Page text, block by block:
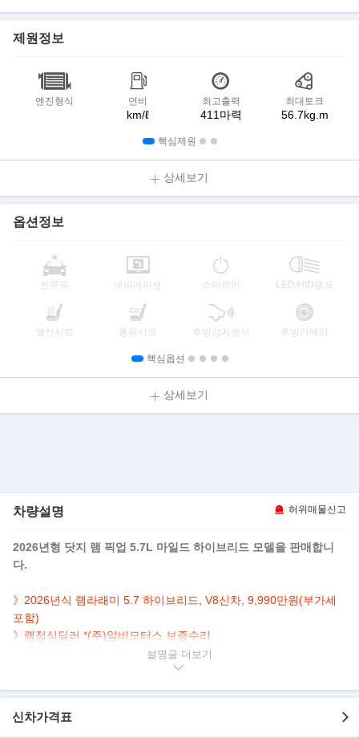
제원정보
엔진형식 연비
km/ℓ
최고출력
411마력
최대토크
56.7kg.m
핵심제원
상세보기
옵션정보
썬루프 네비게이션 스마트키 LED/HID램프
열선시트 통풍시트 후방감지센서 후방카메라
핵심옵션
상세보기
차량설명 허위매물신고
2026년형 닷지 램 픽업 5.7L 마일드 하이브리드 모델을 판매합니
다.
》 2026년식 램라래미 5.7 하이브리드, V8신차, 9,990만원(부가세
포함)
》 램정식딜러 *(주)알비모터스 보증수리
스포츠 패키지로 순정이지만, 독특한 V8 미국 정통픽업트럭 배기
》사업자 구매시 부가세환급/ 공제
▶동영상
설명글
신차가격표